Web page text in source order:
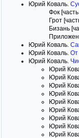
Юрий Коваль.
Фок
Грот
Бизань
Юрий Коваль.
Юрий Коваль. От
Юрий Коваль.
Юрий
Юрий
Юрий
Юрий
Юрий
Юрий
Юрий
Юрий
Юрий